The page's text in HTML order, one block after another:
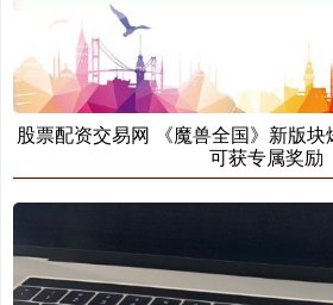
股票配资交易网 《魔兽全国》新版块
可获专属奖励